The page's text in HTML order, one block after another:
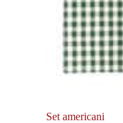
Set americani